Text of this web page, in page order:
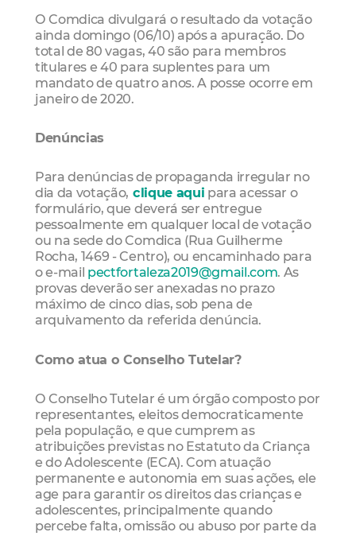
O Comdica divulgará o resultado da votação
ainda domingo (06/10) após a apuração. Do
total de 80 vagas, 40 são para membros
titulares e 40 para suplentes para um
mandato de quatro anos. A posse ocorre em
janeiro de 2020.
Denúncias
Para denúncias de propaganda irregular no
dia da votação, clique aqui para acessar o
formulário, que deverá ser entregue
pessoalmente em qualquer local de votação
ou na sede do Comdica (Rua Guilherme
Rocha, 1469 - Centro), ou encaminhado para
o e-mail pectfortaleza2019@gmail.com. As
provas deverão ser anexadas no prazo
máximo de cinco dias, sob pena de
arquivamento da referida denúncia.
Como atua o Conselho Tutelar?
O Conselho Tutelar é um órgão composto por
representantes, eleitos democraticamente
pela população, e que cumprem as
atribuições previstas no Estatuto da Criança
e do Adolescente (ECA). Com atuação
permanente e autonomia em suas ações, ele
age para garantir os direitos das crianças e
adolescentes, principalmente quando
percebe falta, omissão ou abuso por parte da